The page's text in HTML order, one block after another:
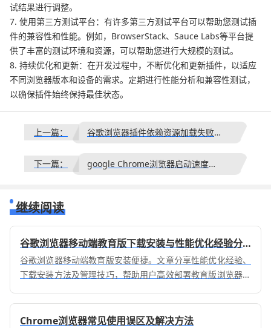
试结果进行调整。
7. 使用第三方测试平台：有许多第三方测试平台可以帮助您测试插
件的兼容性和性能。例如，BrowserStack、Sauce Labs等平台提
供了丰富的测试环境和资源，可以帮助您进行大规模的测试。
8. 持续优化和更新：在开发过程中，不断优化和更新插件，以适应
不同浏览器版本和设备的需求。定期进行性能分析和兼容性测试，
以确保插件始终保持最佳状态。
上一篇： 谷歌浏览器插件依赖资源加载失败的排查建议
下一篇： google Chrome浏览器启动速度慢原因分析及加速方法详尽
继续阅读
谷歌浏览器移动端教育版下载安装与性能优化经验分享
谷歌浏览器移动端教育版安装便捷。文章分享性能优化经验、
下载安装方法及管理技巧，帮助用户高效部署教育版浏览器并
Chrome浏览器常见使用误区及解决方法